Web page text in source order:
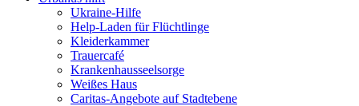
Ukraine-Hilfe
Help-Laden für Flüchtlinge
Kleiderkammer
Trauercafé
Krankenhausseelsorge
Weißes Haus
Caritas-Angebote auf Stadtebene